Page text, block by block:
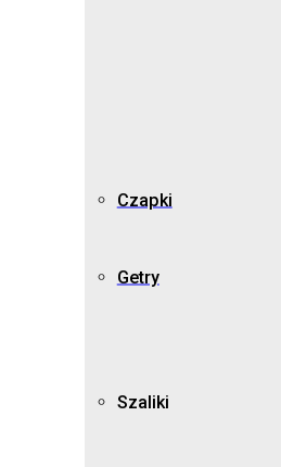
Czapki
Getry
Szaliki